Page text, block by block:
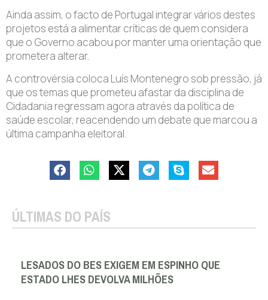
Ainda assim, o facto de Portugal integrar vários destes
projetos está a alimentar críticas de quem considera
que o Governo acabou por manter uma orientação que
prometera alterar.
A controvérsia coloca Luís Montenegro sob pressão, já
que os temas que prometeu afastar da disciplina de
Cidadania regressam agora através da política de
saúde escolar, reacendendo um debate que marcou a
última campanha eleitoral.
ÚLTIMAS DO PAÍS
LESADOS DO BES EXIGEM EM ESPINHO QUE
ESTADO LHES DEVOLVA MILHÕES